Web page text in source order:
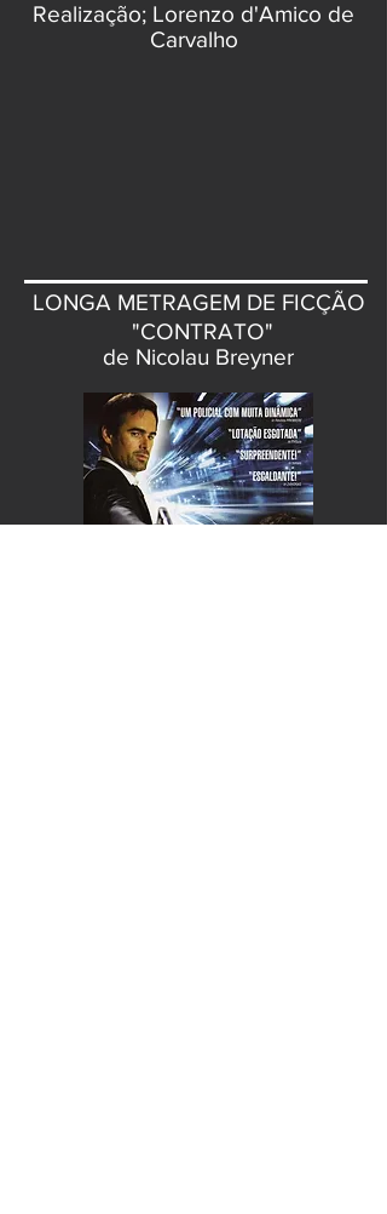
Realização; Lorenzo d'Amico de
Carvalho
LONGA METRAGEM DE FICÇÃO
"CONTRATO"
de Nicolau Breyner